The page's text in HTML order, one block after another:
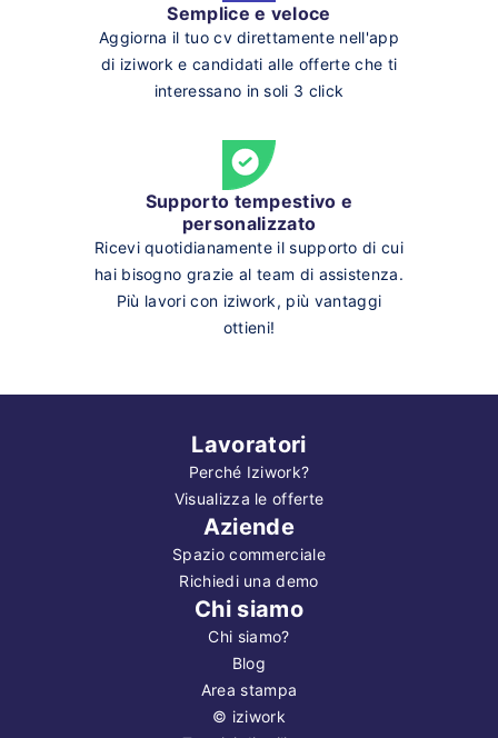
Semplice e veloce
Aggiorna il tuo cv direttamente nell'app
di iziwork e candidati alle offerte che ti
interessano in soli 3 click
Supporto tempestivo e
personalizzato
Ricevi quotidianamente il supporto di cui
hai bisogno grazie al team di assistenza.
Più lavori con iziwork, più vantaggi
ottieni!
Lavoratori
Perché Iziwork?
Visualizza le offerte
Aziende
Spazio commerciale
Richiedi una demo
Chi siamo
Chi siamo?
Blog
Area stampa
© iziwork